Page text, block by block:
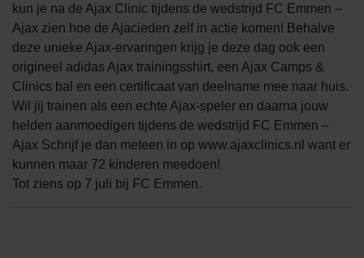
kun je na de Ajax Clinic tijdens de wedstrijd FC Emmen –
Ajax zien hoe de Ajacieden zelf in actie komen! Behalve
deze unieke Ajax-ervaringen krijg je deze dag ook een
origineel adidas Ajax trainingsshirt, een Ajax Camps &
Clinics bal en een certificaat van deelname mee naar huis.
Wil jij trainen als een echte Ajax-speler en daarna jouw
helden aanmoedigen tijdens de wedstrijd FC Emmen –
Ajax Schrijf je dan meteen in op www.ajaxclinics.nl want er
kunnen maar 72 kinderen meedoen!
Tot ziens op 7 juli bij FC Emmen.